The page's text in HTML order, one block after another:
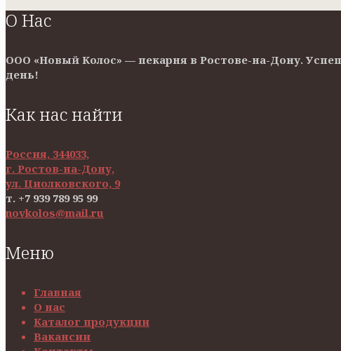
О Нас
ООО «Новый Колос» — пекарня в Ростове-на-Дону.
день!
Как нас найти
Россия, 344033,
г. Ростов-на-Дону,
ул. Циолковского, 9
т. +7 939 789 95 99
novkolos@mail.ru
Меню
Главная
О нас
Каталог продукции
Вакансии